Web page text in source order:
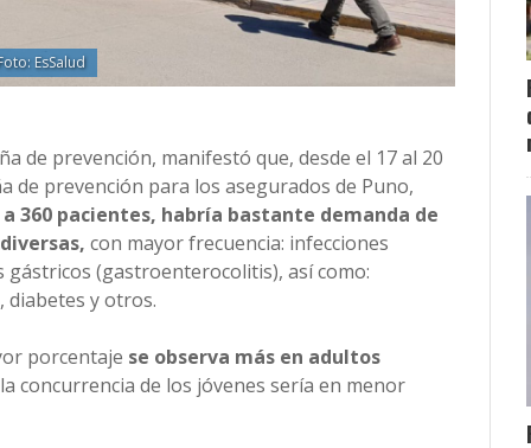
EsSalud
de prevención, manifestó que, desde el 17 al 20
de prevención para los asegurados de Puno,
360 pacientes, habría bastante demanda de
con mayor frecuencia: infecciones
(gastroenterocolitis), así como:
diabetes y otros.
porcentaje se observa más en adultos
concurrencia de los jóvenes sería en menor